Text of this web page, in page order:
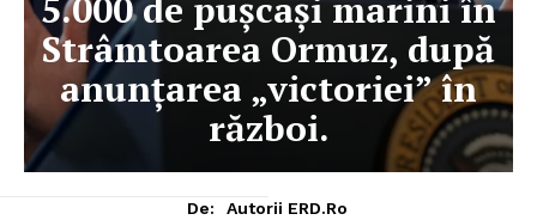
5.000 de pușcași marini în
Strâmtoarea Ormuz, după
anunțarea „victoriei” în
război.
De:
Autorii ERD.ro